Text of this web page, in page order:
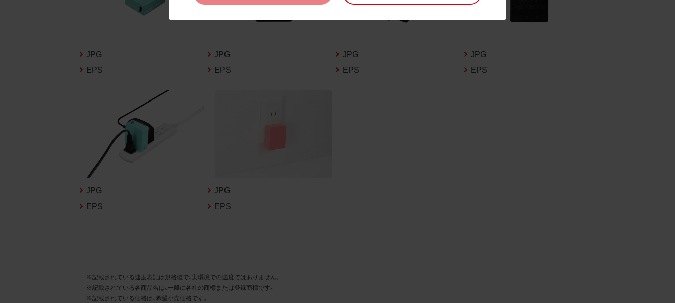
お客様が「同意する」ボタンをクリックされた場合、商品写真データ利用規
約及びCAD図データ利用規約に同意いただいたものとみなされます。
告なく変更されることがあります。各データをダウンロードする際には最
る販売の場合を除く）に関する広告宣伝又は当社商品の報道・解説に利用す
る場合に限り商品写真データを複製、送信可能化して利用できます。当社
ものとします。
JPG
EPS
JPG
EPS
JPG
EPS
JPG
EPS
JPG
EPS
JPG
EPS
※記載されている速度表記は規格値で、実環境での速度ではありません。
※記載されている各商品名は、一般に各社の商標または登録商標です。
※記載されている価格は、希望小売価格です。